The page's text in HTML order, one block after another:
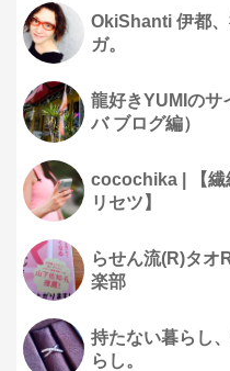
OkiShanti 伊都
ガ。
龍好きYUMIのサ
バ ブログ編）
cocochika | 【繊細さんのト
リセツ】
らせん流(R)タオ
楽部
持たない暮らし
らし。